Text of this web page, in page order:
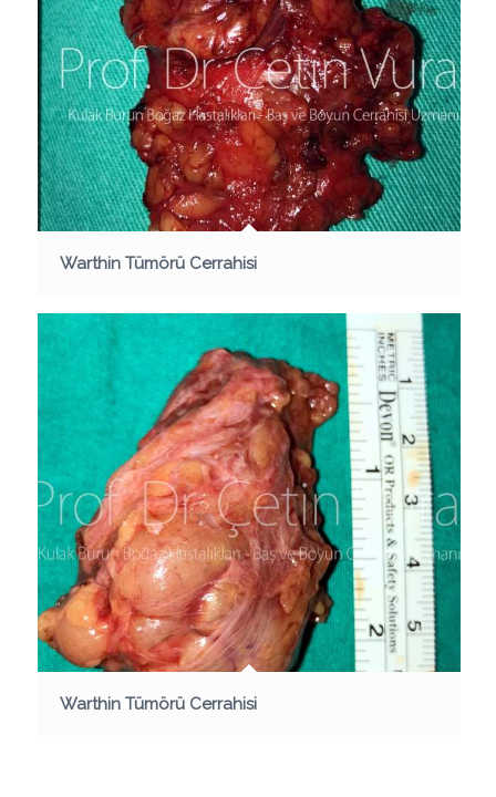
Warthin Tümörü Cerrahisi
Warthin Tümörü Cerrahisi